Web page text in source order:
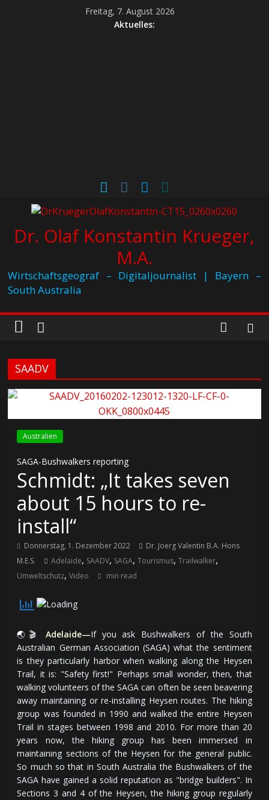
Freitag, 7. August 2026
Aktuelles:
Dr. Olaf Konstantin Krueger,
M.A.
Wirtschaftsgeograf – Digitaljournalist | Bayern –
South Australia
SAADV
Australien
SAGA-Bushwalkers reporting
Schmidt: „It takes seven
about 15 hours to re-
install“
Donnerstag, 1. Dezember 2022
Dr. Joerg Valentin B.A. Hons
M.E.S.
Adelaide, SAADV, SAGA,Tourismus,Trailwalker,
Umweltschutz,Video min read
🌏🎬 Adelaide—If you ask Bushwalkers of the South
Australian German Association (SAGA) what the sentiment
is they particularly harbor when walking along the Heysen
Trail, it is: "Safety first!" Perhaps small wonder, then, that
walking volunteers of the SAGA can often be seen beavering
away maintaining or re-installing Heysen routes. The hiking
group was founded in 1990 and walked the entire Heysen
Trail in stages between 1998 and 2010. For more than 20
years now, the hiking group has been immersed in
maintaining sections of the Heysen for the general public.
So much so that in South Australia the Bushwalkers of the
SAGA have gained a solid reputation as "bridge builders". In
Sections 3 and 4 of the Heysen, the hiking group regularly